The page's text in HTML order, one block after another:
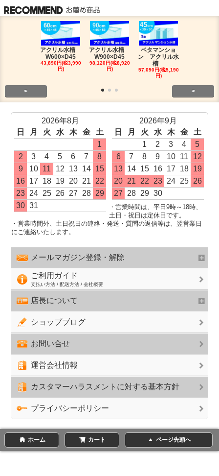
アクリル水槽
W600×D45
43,890円(税3,990
円)
アクリル水槽
W900×D45
98,120円(税8,920
円)
ベタマンショ
ン アクリル水
槽
57,090円(税5,190
円)
< >
2026年8月
日
月 火 水 木 金
土
1
2
3 4 5 6 7
8
9
10 11 12 13 14 15
16 17 18 19 20 21
22
23 24 25 26 27 28 29
30 31
2026年9月
日
月 火 水 木 金
土
1
2 3 4
5
6
7 8 9 10 11
12
13 14 15 16 17 18 19
20 21 22 23 24 25 26
27
28 29 30
・営業時間は、平日9時～18時、
土日・祝日は定休日です。
・営業時間外、土日祝日の連絡・発送・質問の返信等は、翌営業日
にご連絡いたします。
メールマガジン登録・解除
ご利用ガイド
支払い方法 / 配送方法 / 会社概要
店長について
ショップブログ
お問い合せ
運営会社情報
カスタマーハラスメントに対する基本方針
プライバシーポリシー
ホーム カート ページ先頭へ